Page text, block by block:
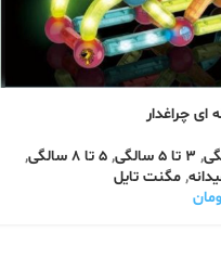
ای چراغدار
, 3 تا 5 سالگی , 5 تا 8 سالگی
,
, مگنت تایل